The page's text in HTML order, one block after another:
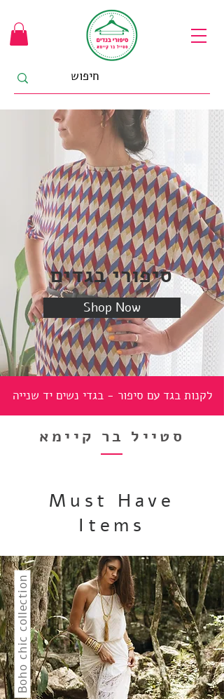
סיפורי בגדים
Shop Now
לקנות בגד עם סיפור - בגדי נשים יד שנייה
סטייל בר קיימא
Must Have
Items
Boho chic collection